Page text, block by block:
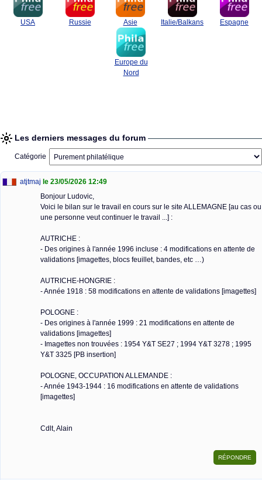
USA Russie Asie Italie/Balkans Espagne
Europe du
Nord
Les derniers messages du forum
Catégorie
atjtmaj le 23/05/2026 12:49
Bonjour Ludovic,
Voici le bilan sur le travail en cours sur le site ALLEMAGNE [au cas ou
une personne veut continuer le travail ...] :
AUTRICHE :
- Des origines à l'année 1996 incluse : 4 modifications en attente de
validations [imagettes, blocs feuillet, bandes, etc …)
AUTRICHE-HONGRIE :
- Année 1918 : 58 modifications en attente de validations [imagettes]
POLOGNE :
- Des origines à l'année 1999 : 21 modifications en attente de
validations [imagettes]
- Imagettes non trouvées : 1954 Y&T SE27 ; 1994 Y&T 3278 ; 1995
Y&T 3325 [PB insertion]
POLOGNE, OCCUPATION ALLEMANDE :
- Année 1943-1944 : 16 modifications en attente de validations
[imagettes]
Cdlt, Alain